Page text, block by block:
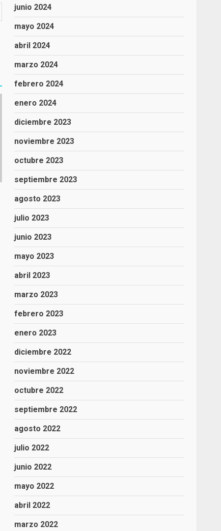
junio 2024
mayo 2024
abril 2024
marzo 2024
febrero 2024
enero 2024
diciembre 2023
noviembre 2023
octubre 2023
septiembre 2023
agosto 2023
julio 2023
junio 2023
mayo 2023
abril 2023
marzo 2023
febrero 2023
enero 2023
diciembre 2022
noviembre 2022
octubre 2022
septiembre 2022
agosto 2022
julio 2022
junio 2022
mayo 2022
abril 2022
marzo 2022